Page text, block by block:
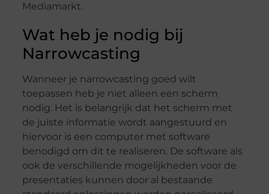
Mediamarkt.
Wat heb je nodig bij
Narrowcasting
Wanneer je narrowcasting goed wilt
toepassen heb je niet alleen een scherm
nodig. Het is belangrijk dat het scherm met
de juiste informatie wordt aangestuurd en
hiervoor is een computer met software
benodigd om dit te realiseren. De software als
ook de verschillende mogelijkheden voor de
presentaties kunnen door al bestaande